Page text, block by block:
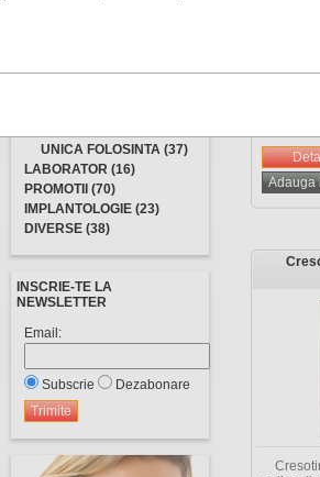
PARODONTOLOGIE (4)
UNICA FOLOSINTA (37)
LABORATOR (16)
PROMOTII (70)
IMPLANTOLOGIE (23)
DIVERSE (38)
INSCRIE-TE LA
NEWSLETTER
Email:
Subscrie Dezabonare
si